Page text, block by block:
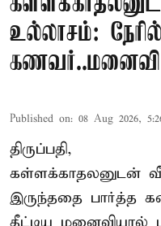
உல்லாசம்:
Published on: 08 Aug 2026,
திருப்பதி,
கள்ளக்காதலனுடன்
இருந்ததை பார்த்த